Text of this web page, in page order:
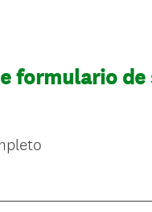
formulario